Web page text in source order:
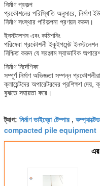
নির্মাণ প্রকল্প
প্রকৌশলের পরিস্থিতি অনুসারে, নির্মাণ
নির্মাণ সংস্থার পরিকল্পনা প্রণয়ন করুন।
ইনস্টলেশন এবং কমিশনিং
পরিষেবা প্রকৌশলী ইকুইপমেন্ট
নিশ্চিত করুন যে সরঞ্জাম স্বাভাবিক
নির্মাণ নির্দেশিকা
সম্পূর্ণ নির্মাণ অভিজ্ঞতা সম্পন্ন
ক্লায়েন্টদের অপারেটরদের প্রশিক্ষণ দেয়,
বুঝতে সহায়তা করে।
ট্যাগ: নির্মাণ ভাইব্রো টেম্পার ,
compacted pile equipment
এর